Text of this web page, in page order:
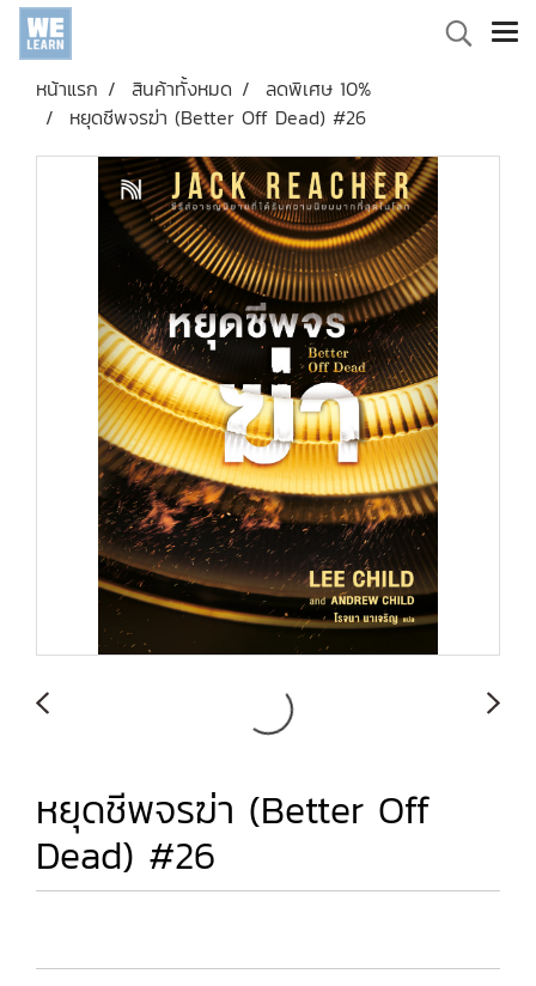
หน้าแรก สินค้าทั้งหมด
ลดพิเศษ 10%
หยุดชีพจรฆ่า (Better Off Dead) #26
หยุดชีพจรฆ่า (Better Off
Dead) #26